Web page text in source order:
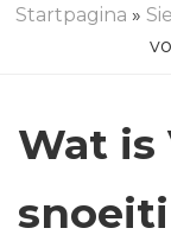
Startpagina »
Wat is